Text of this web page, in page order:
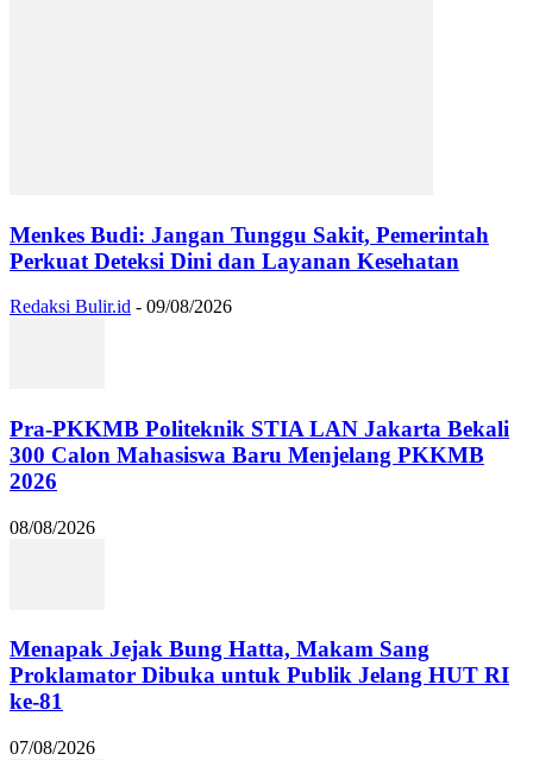
Menkes Budi: Jangan Tunggu Sakit, Pemerintah
Perkuat Deteksi Dini dan Layanan Kesehatan
Redaksi Bulir.id - 09/08/2026
Pra-PKKMB Politeknik STIA LAN Jakarta Bekali
300 Calon Mahasiswa Baru Menjelang PKKMB
2026
08/08/2026
Menapak Jejak Bung Hatta, Makam Sang
Proklamator Dibuka untuk Publik Jelang HUT RI
ke-81
07/08/2026